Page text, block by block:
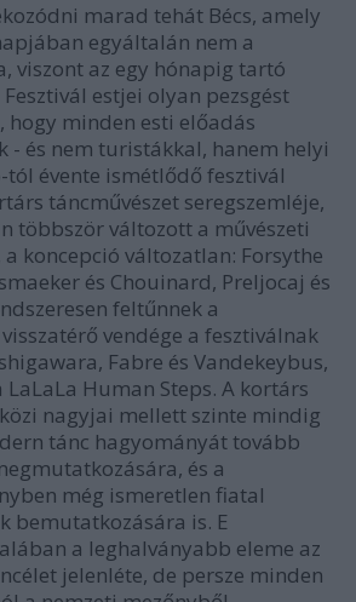
marad tehát Bécs, amely
egyáltalán nem a
viszont az egy hónapig tartó
estjei olyan pezsgést
hogy minden esti előadás
- és nem turistákkal, hanem helyi
tól évente ismétlődő fesztivál
táncművészet seregszemléje,
többször változott a művészeti
a koncepció változatlan: Forsythe
és Chouinard, Preljocaj és
feltűnnek a
vendége a fesztiválnak
Fabre és Vandekeybus,
LaLaLa Human Steps. A kortárs
nagyjai mellett szinte mindig
tánc hagyományát tovább
és a
még ismeretlen fiatal
bemutatkozására is. E
a leghalványabb eleme az
jelenléte, de persze minden